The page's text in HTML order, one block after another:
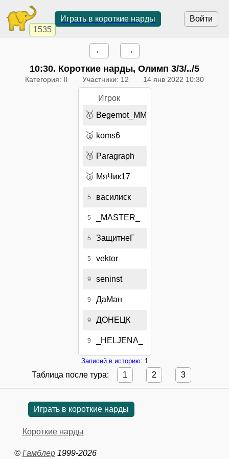
1535
Войти
Играть в короткие нарды
← →
10:30. Короткие нарды, Олимп 3/3/../5
Категория: II Участники: 12 14 янв 2022 10:30
Игрок
🥇 Begemot_MM
🥈 koms6
🥉 Paragraph
🥉 МяЧик17
5 василиск
5 _MASTER_
5 ЗащитнеГ
5 vektor
9 seninst
9 ДаМан
9 ДОНЕЦК
9 _HELJENA_
Записей в историю: 1
Таблица после тура: 1 2 3
Играть в короткие нарды
Короткие нарды
© Гамблер1999-2026